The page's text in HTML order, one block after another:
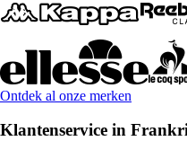
Ontdek al onze merken
Klantenservice in